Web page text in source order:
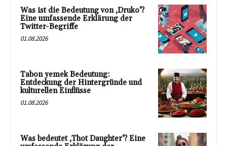
Was ist die Bedeutung von ‚Druko‘?
Eine umfassende Erklärung der
Twitter-Begriffe
01.08.2026
Tabon yemek Bedeutung:
Entdeckung der Hintergründe und
kulturellen Einflüsse
01.08.2026
Was bedeutet ‚Thot Daughter‘? Eine